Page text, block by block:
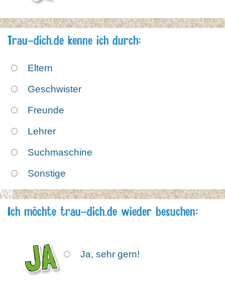
Trau-dich.de kenne ich durch:
Eltern
Geschwister
Freunde
Lehrer
Suchmaschine
Sonstige
Ich möchte trau-dich.de wieder besuchen:
Ja, sehr gern!